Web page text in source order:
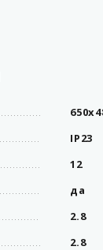
IP23
12
да
2.8
2.8